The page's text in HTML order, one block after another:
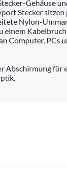
Gehäuse
Stecker sitzen
Nylon-
einem
Computer, PCs
für